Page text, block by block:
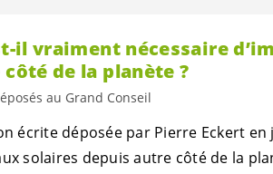
il vraiment nécessaire
de la planète ?
au Grand Conseil
écrite déposée par Pierre Eckert
solaires depuis autre côté de la